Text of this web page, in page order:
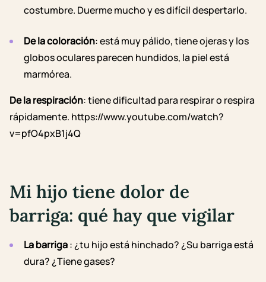
costumbre. Duerme mucho y es difícil despertarlo.
De la coloración: está muy pálido, tiene ojeras y los
globos oculares parecen hundidos, la piel está
marmórea.
De la respiración: tiene dificultad para respirar o respira
rápidamente. https://www.youtube.com/watch?
v=pfO4pxB1j4Q
Mi hijo tiene dolor de
barriga: qué hay que vigilar
La barriga:¿tu hijo está hinchado? ¿Su barriga está
dura? ¿Tiene gases?